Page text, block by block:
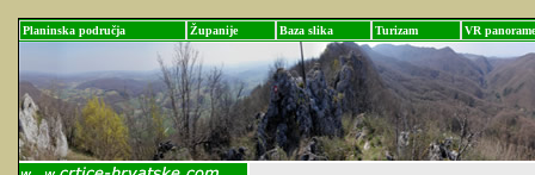
Planinska područja Županije Baza slika Turizam VR panorame